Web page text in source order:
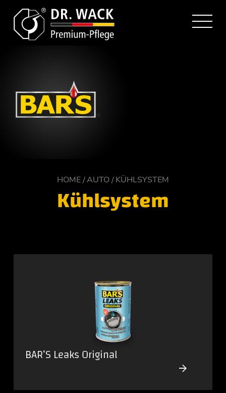
HOME AUTO KÜHLSYSTEM
Kühlsystem
BAR’S Leaks Original